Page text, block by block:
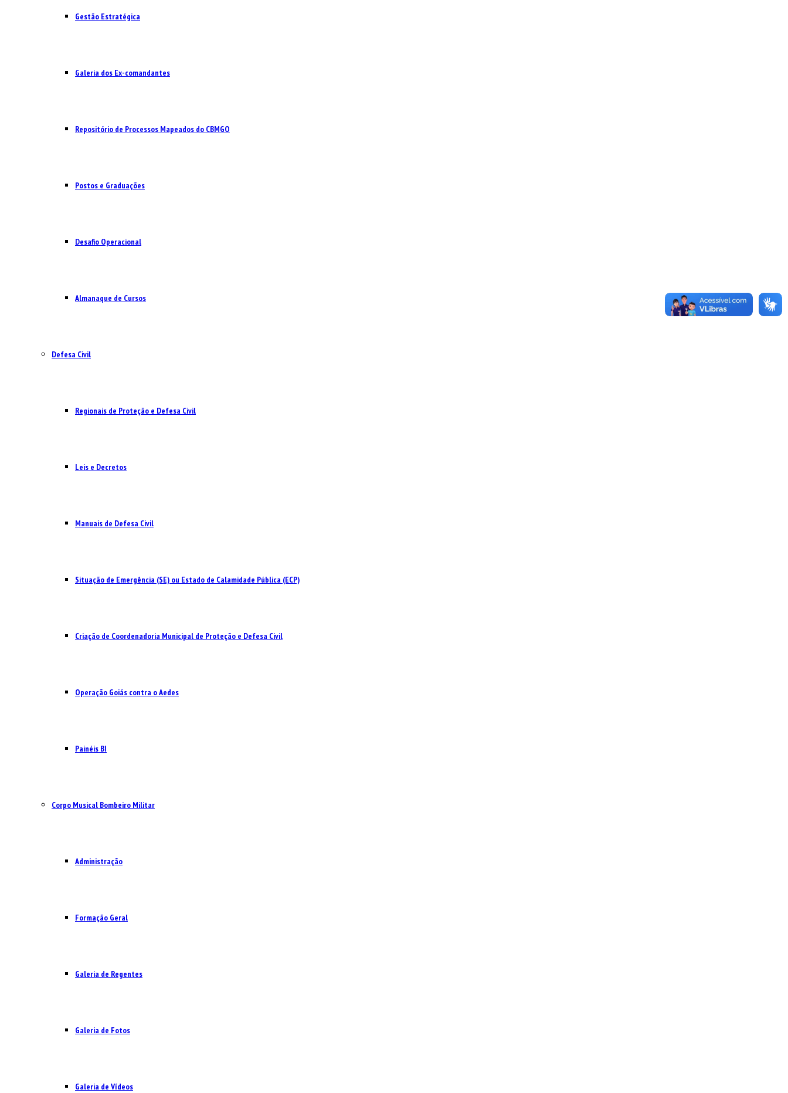
Gestão Estratégica
Galeria dos Ex-comandantes
Repositório de Processos Mapeados do CBMGO
Postos e Graduações
Desafio Operacional
Almanaque de Cursos
Defesa Civil
Regionais de Proteção e Defesa Civil
Leis e Decretos
Manuais de Defesa Civil
Situação de Emergência (SE) ou Estado de Calamidade Pública (ECP)
Criação de Coordenadoria Municipal de Proteção e Defesa Civil
Operação Goiás contra o Aedes
Painéis BI
Corpo Musical Bombeiro Militar
Administração
Formação Geral
Galeria de Regentes
Galeria de Fotos
Galeria de Vídeos